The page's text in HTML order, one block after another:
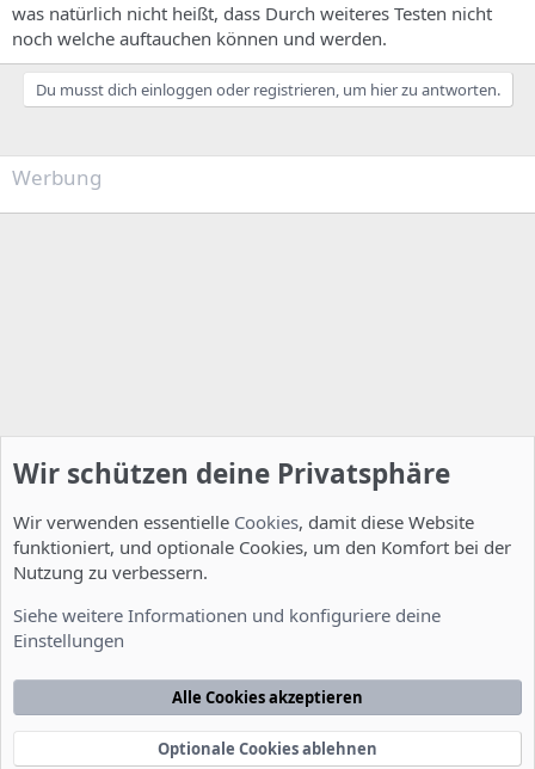
was natürlich nicht heißt, dass Durch weiteres Testen nicht
noch welche auftauchen können und werden.
Du musst dich einloggen oder registrieren, um hier zu antworten.
Werbung
Nutzungsbedingungen Datenschutzerklärung
Startseite
Community platform by XenForo® © 2010-2022 XenForo Ltd.
Wir schützen deine Privatsphäre
Wir verwenden essentielle Cookies, damit diese Website
funktioniert, und optionale Cookies, um den Komfort bei der
Nutzung zu verbessern.
Siehe weitere Informationen und konfiguriere deine
Einstellungen
Alle Cookies akzeptieren
Optionale Cookies ablehnen